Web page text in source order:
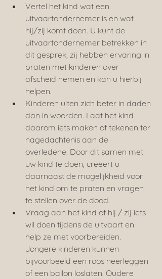
Vertel het kind wat een
uitvaartondernemer is en wat
hij/zij komt doen. U kunt de
uitvaartondernemer betrekken in
dit gesprek, zij hebben ervaring in
praten met kinderen over
afscheid nemen en kan u hierbij
helpen.
Kinderen uiten zich beter in daden
dan in woorden. Laat het kind
daarom iets maken of tekenen ter
nagedachtenis aan de
overledene. Door dit samen met
uw kind te doen, creëert u
daarnaast de mogelijkheid voor
het kind om te praten en vragen
te stellen over de dood.
Vraag aan het kind of hij / zij iets
wil doen tijdens de uitvaart en
help ze met voorbereiden.
Jongere kinderen kunnen
bijvoorbeeld een roos neerleggen
of een ballon loslaten. Oudere